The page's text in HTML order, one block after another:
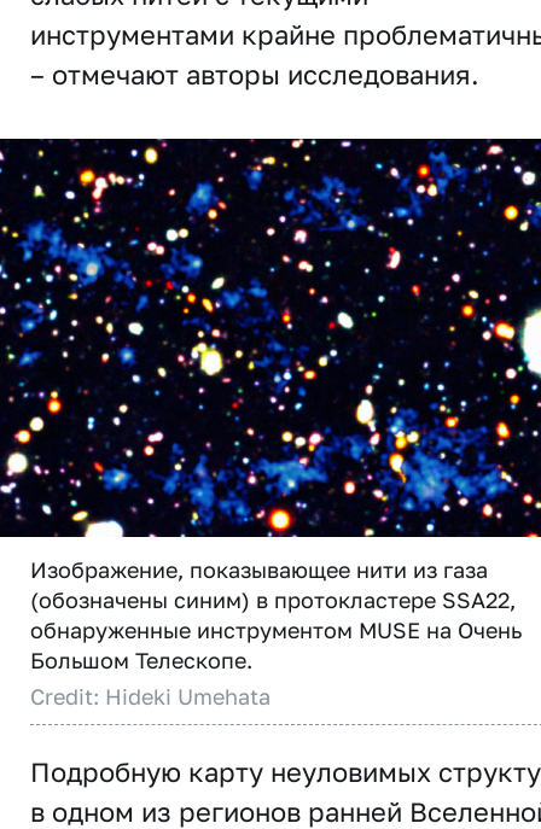
инструментами крайне
– отмечают авторы исследования.
Изображение, показывающее нити из газа
(обозначены синим) в протокластере SSA22,
обнаруженные инструментом MUSE на Очень
Большом Телескопе.
Credit: Hideki Umehata
Подробную карту неуловимых
в одном из регионов ранней